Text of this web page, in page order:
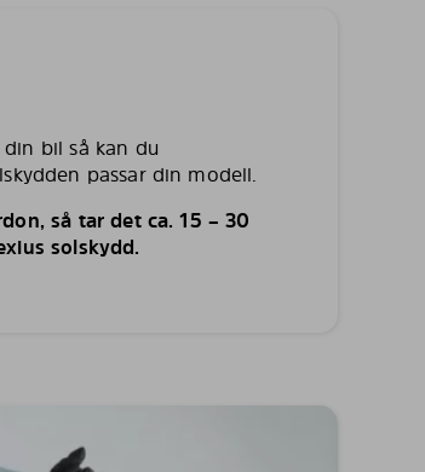
bil så kan du
passar din modell.
så tar det ca. 15 – 30
solskydd.